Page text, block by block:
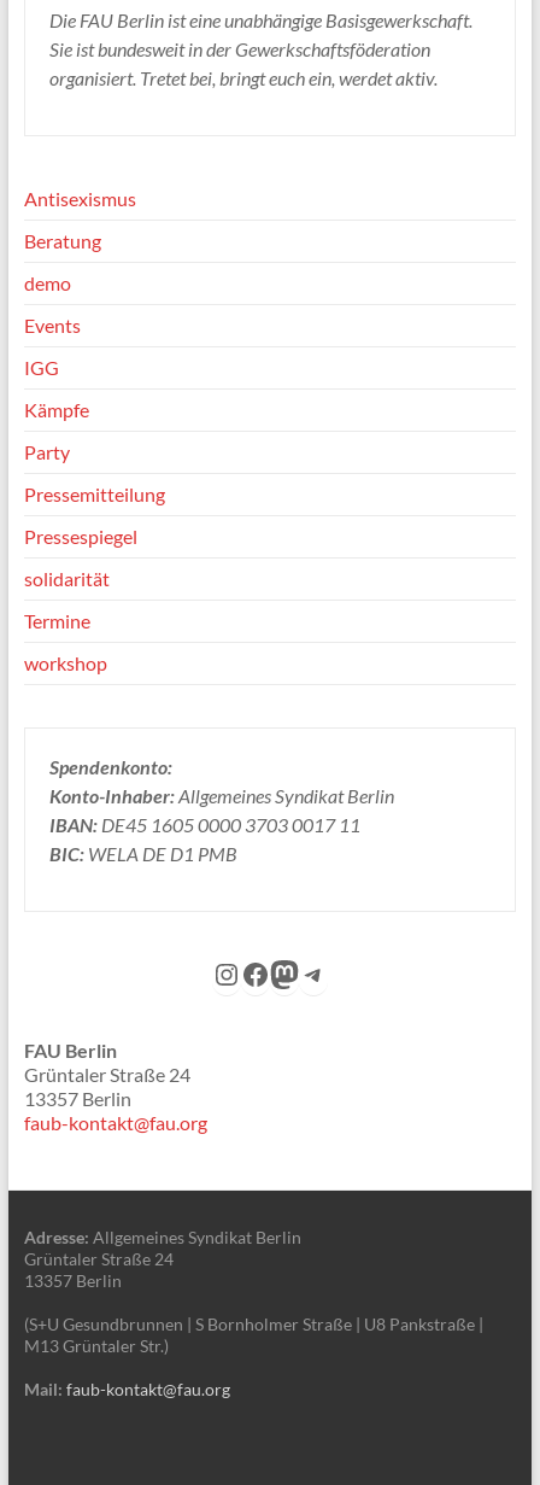
Die FAU Berlin ist eine unabhängige Basisgewerkschaft.
Sie ist bundesweit in der Gewerkschaftsföderation
organisiert. Tretet bei, bringt euch ein, werdet aktiv.
Antisexismus
Beratung
demo
Events
IGG
Kämpfe
Party
Pressemitteilung
Pressespiegel
solidarität
Termine
workshop
Spendenkonto:
Konto-Inhaber:Allgemeines Syndikat Berlin
IBAN:DE45 1605 0000 3703 0017 11
BIC:WELA DE D1 PMB
Instagram
Facebook
Mastodon
Telegram
FAU Berlin
Grüntaler Straße 24
13357 Berlin
faub-kontakt@fau.org
Adresse: Allgemeines Syndikat Berlin
Grüntaler Straße 24
13357 Berlin
(S+U Gesundbrunnen | S Bornholmer Straße | U8 Pankstraße |
M13 Grüntaler Str.)
Mail: faub-kontakt@fau.org